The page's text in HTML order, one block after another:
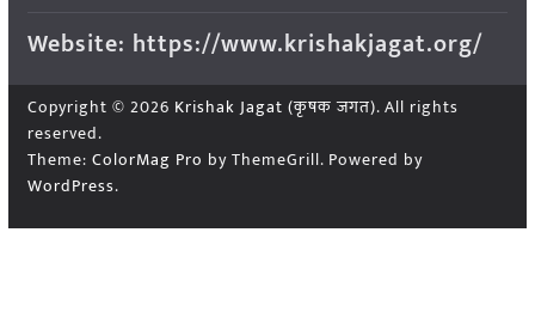
Website: https://www.krishakjagat.org/
Copyright © 2026 Krishak Jagat (कृषक जगत). All rights
reserved.
Theme: ColorMag Pro by ThemeGrill. Powered by
WordPress.